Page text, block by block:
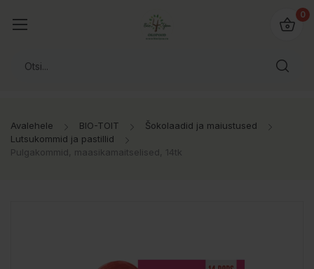
0
Avalehele BIO-TOIT
Šokolaadid ja maiustused
Lutsukommid ja pastillid
Pulgakommid, maasikamaitselised, 14tk